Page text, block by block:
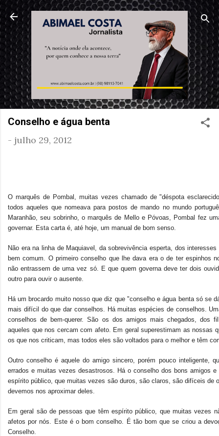
Pular para o conteúdo
Conselho e água benta
- julho 29, 2012
O marquês de Pombal, muitas vezes chamado de "déspota
todos aqueles que nomeava para postos de mando no mundo
Maranhão, seu sobrinho, o marquês de Mello e Póvoas, Pombal fez
governar. Esta carta é, até hoje, um manual de bom senso.
Não era na linha de Maquiavel, da sobrevivência esperta, dos
bem comum. O primeiro conselho que lhe dava era o de ter espinhos
não entrassem de uma vez só. E que quem governa deve ter dois
outro para ouvir o ausente.
Há um brocardo muito nosso que diz que "conselho e água benta só se
mais difícil do que dar conselhos. Há muitas espécies de conselhos.
conselhos de bem-querer. São os dos amigos mais chegados, dos
aqueles que nos cercam com afeto. Em geral superestimam as nossas
os que nos criticam, mas todos eles são voltados para o melhor e têm
Outro conselho é aquele do amigo sincero, porém pouco inteligente,
errados e muitas vezes desastrosos. Há o conselho dos bons amigos
espírito público, que muitas vezes são duros, são claros, são difíceis de
devemos nos aproximar deles.
Em geral são de pessoas que têm espírito público, que muitas vezes
afetos por nós. Este é o bom conselho. É tão bom que se criou a
Conselho.